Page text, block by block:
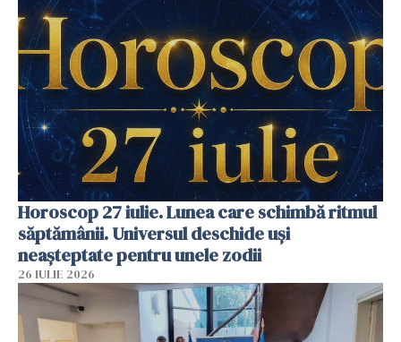
Horoscop 27 iulie. Lunea care schimbă ritmul
săptămânii. Universul deschide uși
neașteptate pentru unele zodii
26 IULIE 2026